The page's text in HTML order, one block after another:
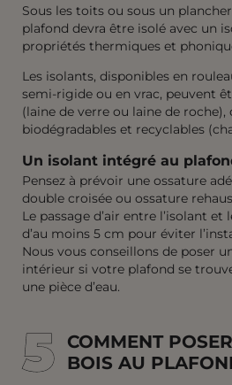
Sous les toits ou sous un
plafond devra être isolé avec un
propriétés thermiques et
Les isolants, disponibles en
semi-rigide ou en vrac, peuvent
(laine de verre ou laine de
biodégradables et recyclables
Un isolant intégré au
Pensez à prévoir une ossature
double croisée ou ossature
Le passage d’air entre l’isolant et
d’au moins 5 cm pour éviter
Nous vous conseillons de poser
intérieur si votre plafond se
une pièce d’eau.
5
5
COMMENT
BOIS AU